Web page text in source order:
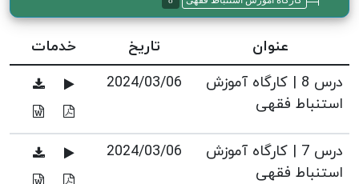
عنوان تاریخ
خدمات
درس 8 | کارگاه آموزش
استنباط فقهی
2024/03/06
درس 7 | کارگاه آموزش
استنباط فقهی
2024/03/06